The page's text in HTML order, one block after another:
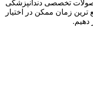
تخصصی دندانپزشکی
زمان ممکن در اختیار
دهیم.